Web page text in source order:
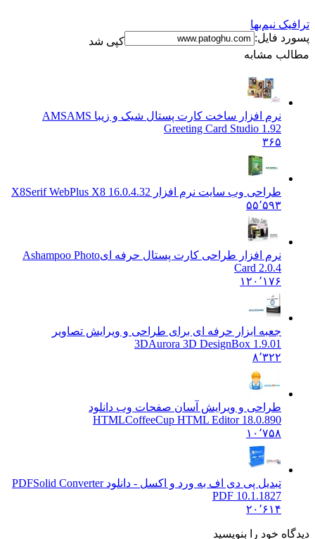
نیم‌بها
فایل:
کپی شد
مشابه
نرم افزار ساخت کارت پستال شیک و زیبا AMSAMS
Greeting Card Studio 1.92
طراحی وب سایت نرم افزار X8Serif WebPlus X8 16.0.4.32
۵۵٬۵۹۳
نرم افزار طراحی کارت پستال حرفه ایAshampoo Photo
Card 2.0.4
۱۲۰٬۱۷۶
جعبه ابزار حرفه ای برای طراحی و ویرایش تصاویر
3D Aurora 3D DesignBox 1.9.01
طراحی و ویرایش آسان صفحات وب دانلود
HTMLCoffeeCup HTML Editor 18.0.890
۱۰٬۷۵۸
تبدیل پی دی اف به ورد و اکسل - دانلود PDFSolid Converter
PDF 10.1.1827
۲۰٬۶۱۴
خود را بنویسید